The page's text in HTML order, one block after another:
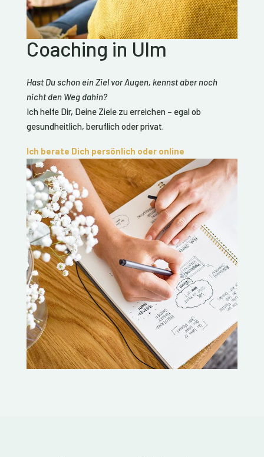
Coaching in Ulm
Hast Du schon ein Ziel vor Augen, kennst aber noch
nicht den Weg dahin?
Ich helfe Dir, Deine Ziele zu erreichen – egal ob
gesundheitlich, beruflich oder privat.
Ich berate Dich persönlich oder online